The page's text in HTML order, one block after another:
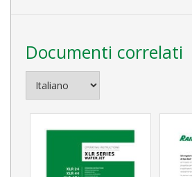
Documenti correlati